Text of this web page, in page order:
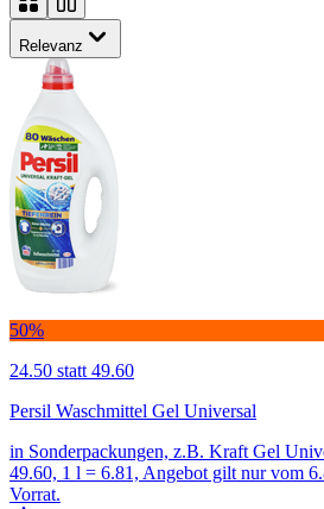
Relevanz
50%
24.50 statt 49.60
Persil Waschmittel Gel Universal
in Sonderpackungen, z.B. Kraft Gel
49.60, 1 l = 6.81, Angebot gilt nur vom
Vorrat.